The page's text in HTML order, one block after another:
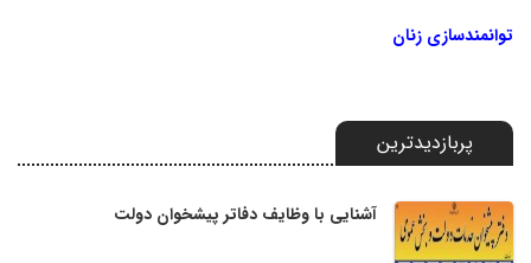
توانمندسازی زنان
پربازدیدترین
آشنایی با وظایف دفاتر پیشخوان دولت